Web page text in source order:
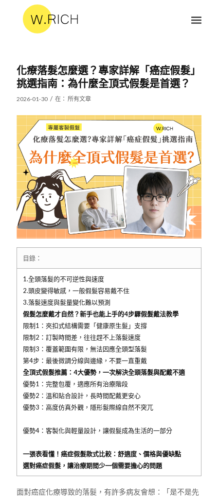
化療落髮怎麼選？專家詳解「癌症假髮」
挑選指南：為什麼全頂式假髮是首選？
2026-01-30 / 在： 所有文章
目錄：
1.全頭落髮的不可逆性與速度
2.頭皮變得敏感，一般假髮容易戴不住
3.落髮速度與髮量變化難以預測
假髮怎麼戴才自然？新手也能上手的4步驟假髮戴法教學
限制1：夾扣式結構需要「健康原生髮」支撐
限制2：訂製時間差，往往趕不上落髮速度
限制3：覆蓋範圍有限，無法因應全頭型落髮
第4步：最後微調分線與邊緣，不要一直重戴
全頂式假髮推薦：4大優勢，一次解決全頭落髮與配戴不適
優勢1：完整包覆，適應所有治療階段
優勢2：溫和貼合設計，長時間配戴更安心
優勢3：高度仿真外觀，隱形髮際線自然不突兀
優勢4：客製化與輕量設計，讓假髮成為生活的一部分
一張表看懂！癌症假髮款式比較：舒適度、價格與優缺點
選對癌症假髮，讓治療期間少一個需要擔心的問題
面對癌症化療導致的落髮，有許多病友會想：「是不是先